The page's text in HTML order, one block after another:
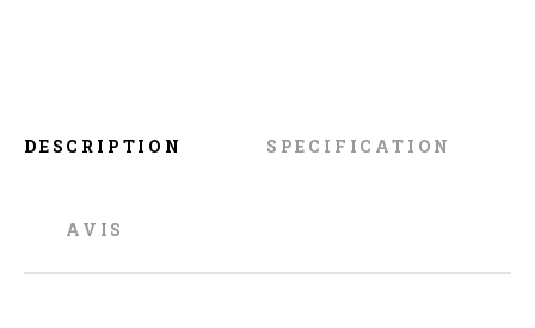
DESCRIPTION SPECIFICATION
AVIS